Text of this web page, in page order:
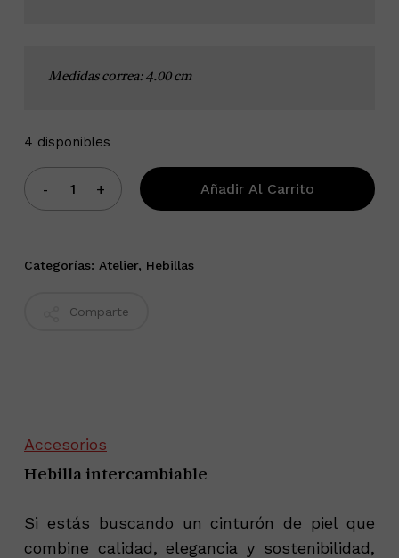
Medidas correa: 4.00 cm
4 disponibles
Añadir Al Carrito
Categorías: Atelier, Hebillas
Comparte
Accesorios
Hebilla intercambiable
Si estás buscando un cinturón de piel que
combine calidad, elegancia y sostenibilidad,